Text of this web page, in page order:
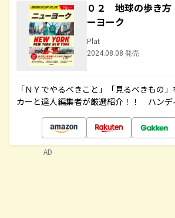
０２ 地球の歩き
ーヨーク
Plat
2024.08.08 発売
「ＮＹでやるべきこと」「見るべきもの
カーと達人編集者が厳選紹介！！ ハンデ
AD